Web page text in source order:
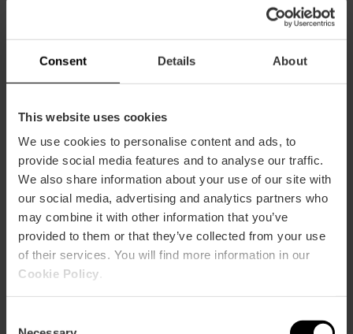
Consent Details About
This website uses cookies
We use cookies to personalise content and ads, to
provide social media features and to analyse our traffic.
We also share information about your use of our site with
our social media, advertising and analytics partners who
may combine it with other information that you’ve
provided to them or that they’ve collected from your use
of their services. You will find more information in our
Cookie Policy
usercon
tent-
na1.net
twitter.c
om
sages.c
om
vimeo.c
om
C